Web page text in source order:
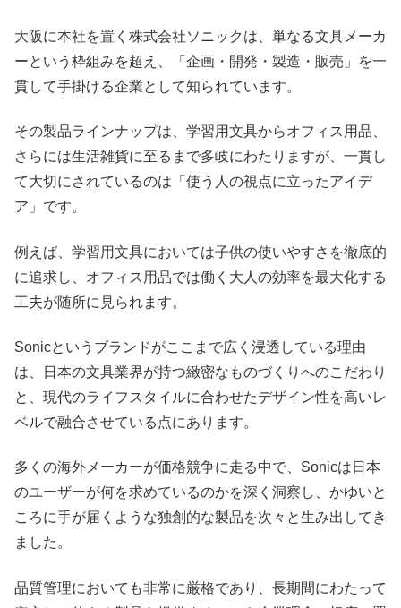
大阪に本社を置く株式会社ソニックは、単なる文具メーカ
ーという枠組みを超え、「企画・開発・製造・販売」を一
貫して手掛ける企業として知られています。
その製品ラインナップは、学習用文具からオフィス用品、
さらには生活雑貨に至るまで多岐にわたりますが、一貫し
て大切にされているのは「使う人の視点に立ったアイデ
ア」です。
例えば、学習用文具においては子供の使いやすさを徹底的
に追求し、オフィス用品では働く大人の効率を最大化する
工夫が随所に見られます。
Sonicというブランドがここまで広く浸透している理由
は、日本の文具業界が持つ緻密なものづくりへのこだわり
と、現代のライフスタイルに合わせたデザイン性を高いレ
ベルで融合させている点にあります。
多くの海外メーカーが価格競争に走る中で、Sonicは日本
のユーザーが何を求めているのかを深く洞察し、かゆいと
ころに手が届くような独創的な製品を次々と生み出してき
ました。
品質管理においても非常に厳格であり、長期間にわたって